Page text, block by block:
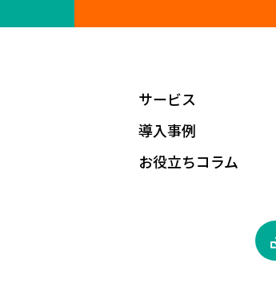
サービス
導入事例
お役立ちコラム